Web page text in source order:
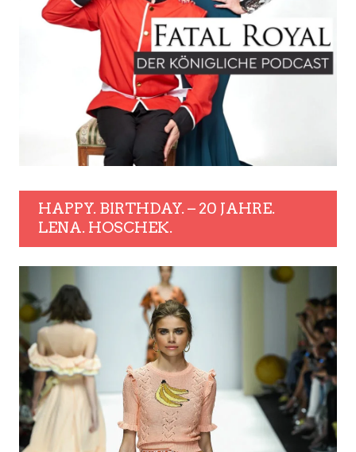
HAPPY. BIRTHDAY. – 20 JAHRE.
LENA. HOSCHEK.